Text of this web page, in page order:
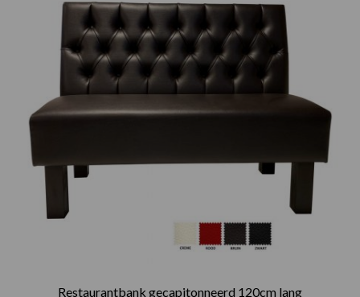
Restaurantbank gecapitonneerd 120cm lang